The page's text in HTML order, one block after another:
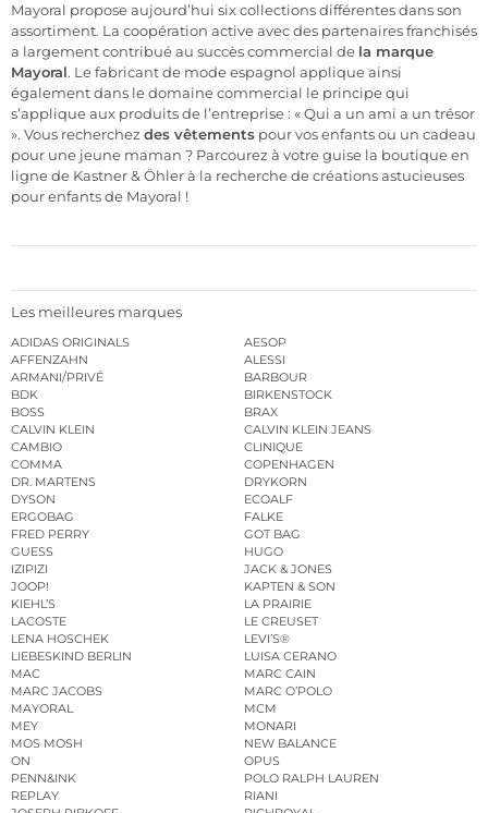
Mayoral propose aujourd’hui six collections différentes dans son
assortiment. La coopération active avec des partenaires franchisés
a largement contribué au succès commercial de la marque
Mayoral. Le fabricant de mode espagnol applique ainsi
également dans le domaine commercial le principe qui
s’applique aux produits de l’entreprise : « Qui a un ami a un trésor
». Vous recherchez des vêtements pour vos enfants ou un cadeau
pour une jeune maman ? Parcourez à votre guise la boutique en
ligne de Kastner & Öhler à la recherche de créations astucieuses
pour enfants de Mayoral !
Les meilleures marques
ADIDAS ORIGINALS
AESOP
AFFENZAHN
ALESSI
ARMANI/PRIVÉ
BARBOUR
BDK
BIRKENSTOCK
BOSS
BRAX
CALVIN KLEIN
CALVIN KLEIN JEANS
CAMBIO
CLINIQUE
COMMA
COPENHAGEN
DR. MARTENS
DRYKORN
DYSON
ECOALF
ERGOBAG
FALKE
FRED PERRY
GOT BAG
GUESS
HUGO
IZIPIZI
JACK & JONES
JOOP!
KAPTEN & SON
KIEHL’S
LA PRAIRIE
LACOSTE
LE CREUSET
LENA HOSCHEK
LEVI’S®
LIEBESKIND BERLIN
LUISA CERANO
MAC
MARC CAIN
MARC JACOBS
MARC O’POLO
MAYORAL
MCM
MEY
MONARI
MOS MOSH
NEW BALANCE
ON
OPUS
PENN&INK
POLO RALPH LAUREN
REPLAY
RIANI